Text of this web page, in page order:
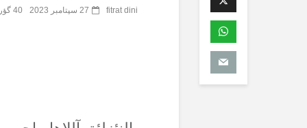
fitrat dini 27 سپتامبر 2023 40 گؤرۆنتۆلنمە